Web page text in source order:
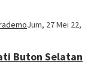
Jum, 27 Mei 22,
Buton Selatan